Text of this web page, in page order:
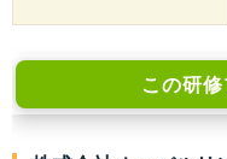
この研